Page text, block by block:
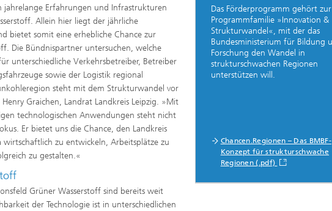
jahrelange Erfahrungen und Infrastrukturen
Allein hier liegt der jährliche
bietet somit eine erhebliche Chance zur
Die Bündnispartner untersuchen, welche
unterschiedliche Verkehrsbetreiber, Betreiber
sowie der Logistik regional
steht mit dem Strukturwandel vor
Graichen, Landrat Landkreis Leipzig. »Mit
technologischen Anwendungen steht nicht
Er bietet uns die Chance, den Landkreis
zu entwickeln, Arbeitsplätze zu
zu gestalten.«
Grüner Wasserstoff sind bereits weit
der Technologie ist in unterschiedlichen
Das Förderprogramm gehört zur
Programmfamilie »Innovation &
Strukturwandel«, mit der das
Bundesministerium für Bildung
Forschung den Wandel in
strukturschwachen Regionen
unterstützen will.
Chancen.Regionen – Das BMBF-
Konzept für strukturschwache
Regionen (.pdf)